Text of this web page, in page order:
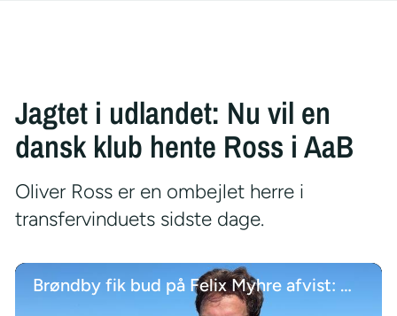
Jagtet i udlandet: Nu vil en
dansk klub hente Ross i AaB
Oliver Ross er en ombejlet herre i
transfervinduets sidste dage.
Brøndby fik bud på Felix Myhre afvist: Måtte jeg acceptere